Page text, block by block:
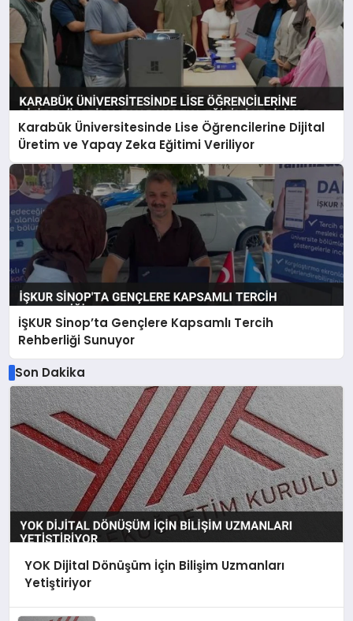
Karabük Üniversitesinde Lise Öğrencilerine Dijital
Üretim ve Yapay Zeka Eğitimi Veriliyor
İŞKUR Sinop’ta Gençlere Kapsamlı Tercih
Rehberliği Sunuyor
Son Dakika
YOK Dijital Dönüşüm İçin Bilişim Uzmanları
Yetiştiriyor